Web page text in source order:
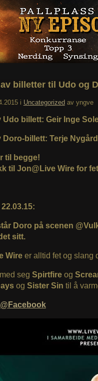
billetter til Udo og
i Uncategorized av yngve
Udo billett: Geir Inge
Doro-billett: Terje Nygård
til begge!
til Jon@Live Wire for
Doro på scenen
sitt.
Wireer alltid fet og slang
seg Spirtfire og
og Sister Sin til å